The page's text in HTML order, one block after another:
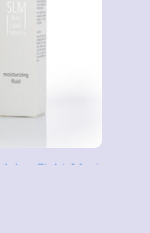
Fluid 30ml